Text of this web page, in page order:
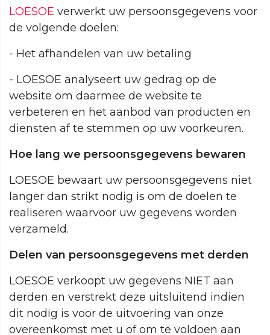
LOESOE verwerkt uw persoonsgegevens voor
de volgende doelen:
- Het afhandelen van uw betaling
- LOESOE analyseert uw gedrag op de
website om daarmee de website te
verbeteren en het aanbod van producten en
diensten af te stemmen op uw voorkeuren.
Hoe lang we persoonsgegevens bewaren
LOESOE bewaart uw persoonsgegevens niet
langer dan strikt nodig is om de doelen te
realiseren waarvoor uw gegevens worden
verzameld.
Delen van persoonsgegevens met derden
LOESOE verkoopt uw gegevens NIET aan
derden en verstrekt deze uitsluitend indien
dit nodig is voor de uitvoering van onze
overeenkomst met u of om te voldoen aan